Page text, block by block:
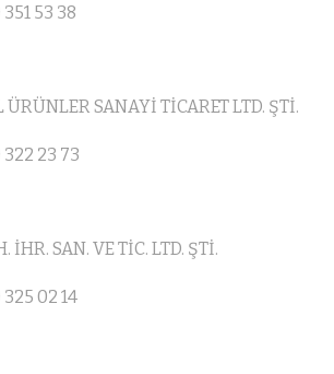
53 38
ÜRÜNLER SANAYİ TİCARET LTD. ŞTİ.
23 73
İHR. SAN. VE TİC. LTD. ŞTİ.
02 14